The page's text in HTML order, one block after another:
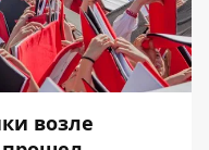
возле